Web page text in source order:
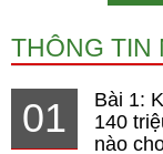
THÔNG TIN
01
Bài 1:
140
nào